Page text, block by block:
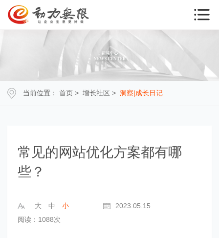
当前位置： 首页 > 增长社区 > 洞察|成长日记
常见的网站优化方案都有哪
些？
大 中 小
2023.05.15
阅读：1088次